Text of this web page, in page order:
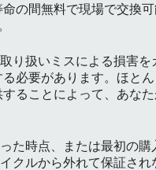
の間無料で現場で交換
り扱いミスによる損害
必要があります。ほと
ることによって、あな
た時点、または最初の
クルから外れて保証さ